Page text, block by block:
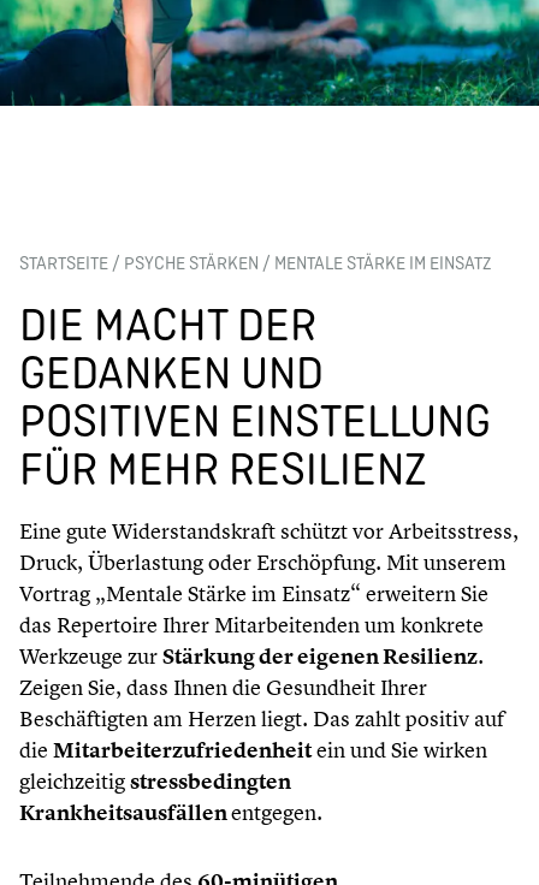
STARTSEITE / PSYCHE STÄRKEN / MENTALE STÄRKE IM EINSATZ
DIE MACHT DER
GEDANKEN UND
POSITIVEN EINSTELLUNG
FÜR MEHR RESILIENZ
Eine gute Widerstandskraft schützt vor Arbeitsstress,
Druck, Überlastung oder Erschöpfung. Mit unserem
Vortrag „Mentale Stärke im Einsatz“ erweitern Sie
das Repertoire Ihrer Mitarbeitenden um konkrete
Werkzeuge zurStärkung der eigenen Resilienz.
Zeigen Sie, dass Ihnen die Gesundheit Ihrer
Beschäftigten am Herzen liegt. Das zahlt positiv auf
die Mitarbeiterzufriedenheitein und Sie wirken
gleichzeitigstressbedingten
Krankheitsausfällenentgegen.